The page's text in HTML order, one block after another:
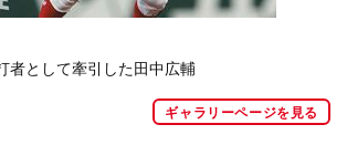
者として牽引した田中広輔
ギャラリーページを見る